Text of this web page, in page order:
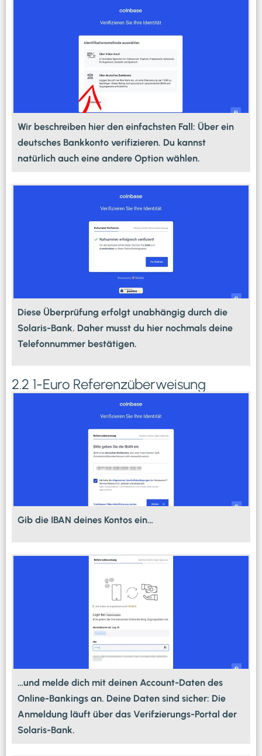
Wir beschreiben hier den einfachsten Fall: Über ein
deutsches Bankkonto verifizieren. Du kannst
natürlich auch eine andere Option wählen.
Diese Überprüfung erfolgt unabhängig durch die
Solaris-Bank. Daher musst du hier nochmals deine
Telefonnummer bestätigen.
2.2 1-Euro Referenzüberweisung
Gib die IBAN deines Kontos ein…
…und melde dich mit deinen Account-Daten des
Online-Bankings an. Deine Daten sind sicher: Die
Anmeldung läuft über das Verifzierungs-Portal der
Solaris-Bank.